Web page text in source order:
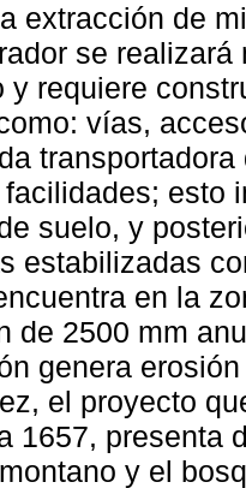
extracción de
se
y requiere
vías,
esto
suelo, y
estabilizadas
en la
de 2500 mm
genera
el proyecto
1657, presenta
y el